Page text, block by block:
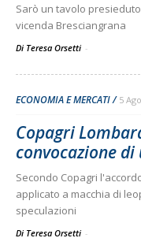
Sarò un tavolo
vicenda Bresciangrana
Di Teresa Orsetti -
ECONOMIA E MERCATI 5
Copagri
convocazione
Secondo Copagri
applicato a macchia di
speculazioni
Di Teresa Orsetti -